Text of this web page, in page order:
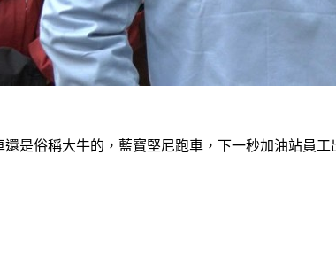
是俗稱大牛的，藍寶堅尼跑車，下一秒加油站員